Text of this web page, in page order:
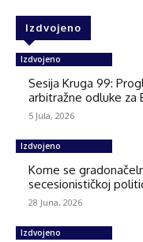
Izdvojeno
Izdvojeno
Sesija Kruga 99:
arbitražne odluke za
5 Jula, 2026
Izdvojeno
Kome se
secesionističkoj
28 Juna, 2026
Izdvojeno